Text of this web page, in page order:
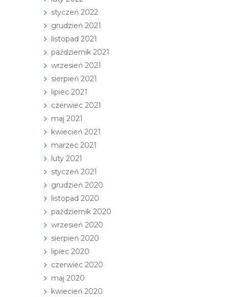
styczeń 2022
grudzień 2021
listopad 2021
październik 2021
wrzesień 2021
sierpień 2021
lipiec 2021
czerwiec 2021
maj 2021
kwiecień 2021
marzec 2021
luty 2021
styczeń 2021
grudzień 2020
listopad 2020
październik 2020
wrzesień 2020
sierpień 2020
lipiec 2020
czerwiec 2020
maj 2020
kwiecień 2020